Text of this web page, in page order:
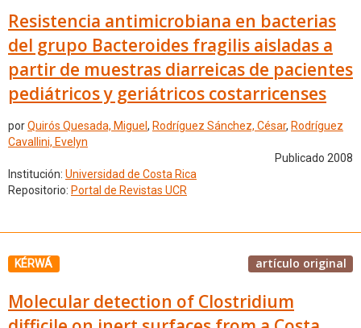
Resistencia antimicrobiana en bacterias
del grupo Bacteroides fragilis aisladas a
partir de muestras diarreicas de pacientes
pediátricos y geriátricos costarricenses
porQuirós Quesada, Miguel , Rodríguez Sánchez, César, Rodríguez
Cavallini, Evelyn
Publicado 2008
Institución: Universidad de Costa Rica
Repositorio: Portal de Revistas UCR
KÉRWÁ artículo original
Molecular detection of Clostridium